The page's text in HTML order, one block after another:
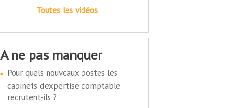
Toutes les vidéos
a ne pas manquer
Pour quels nouveaux postes les
cabinets d’expertise comptable
recrutent-ils ?